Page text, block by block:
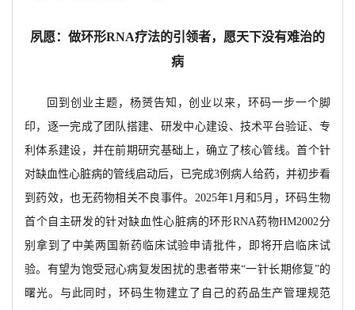
夙愿：做环形RNA疗法的引领者，愿天下没有难治的
病
回到创业主题，杨赟告知，创业以来，环码一步一个脚
印，逐一完成了团队搭建、研发中心建设、技术平台验证、专
利体系建设，并在前期研究基础上，确立了核心管线。首个针
对缺血性心脏病的管线启动后，已完成3例病人给药，并初步看
到药效，也无药物相关不良事件。2025年1月和5月，环码生物
首个自主研发的针对缺血性心脏病的环形RNA药物HM2002分
别拿到了中美两国新药临床试验申请批件，即将开启临床试
验。有望为饱受冠心病复发困扰的患者带来“一针长期修复”的
曙光。与此同时，环码生物建立了自己的药品生产管理规范